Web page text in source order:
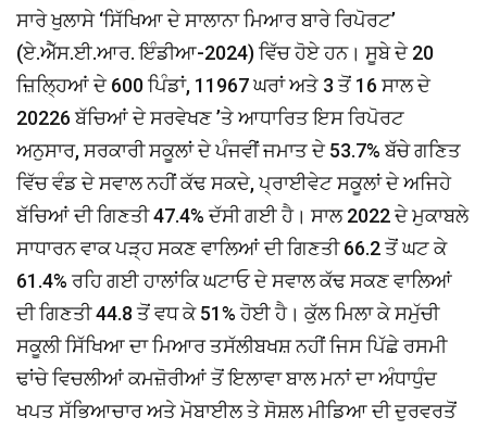
ਸਾਰੇ ਖੁਲਾਸੇ ‘ਸਿੱਖਿਆ ਦੇ ਸਾਲਾਨਾ ਮਿਆਰ ਬਾਰੇ ਰਿਪੋਰਟ’
(ਏ.ਐੱਸ.ਈ.ਆਰ. ਇੰਡੀਆ-2024) ਵਿੱਚ ਹੋਏ ਹਨ। ਸੂਬੇ ਦੇ 20
ਜ਼ਿਲ੍ਹਿਆਂ ਦੇ 600 ਪਿੰਡਾਂ, 11967 ਘਰਾਂ ਅਤੇ 3 ਤੋਂ 16 ਸਾਲ ਦੇ
20226 ਬੱਚਿਆਂ ਦੇ ਸਰਵੇਖਣ ’ਤੇ ਆਧਾਰਿਤ ਇਸ ਰਿਪੋਰਟ
ਅਨੁਸਾਰ, ਸਰਕਾਰੀ ਸਕੂਲਾਂ ਦੇ ਪੰਜਵੀਂ ਜਮਾਤ ਦੇ 53.7% ਬੱਚੇ ਗਣਿਤ
ਵਿੱਚ ਵੰਡ ਦੇ ਸਵਾਲ ਨਹੀਂ ਕੱਢ ਸਕਦੇ, ਪ੍ਰਾਈਵੇਟ ਸਕੂਲਾਂ ਦੇ ਅਜਿਹੇ
ਬੱਚਿਆਂ ਦੀ ਗਿਣਤੀ 47.4% ਦੱਸੀ ਗਈ ਹੈ। ਸਾਲ 2022 ਦੇ ਮੁਕਾਬਲੇ
ਸਾਧਾਰਨ ਵਾਕ ਪੜ੍ਹ ਸਕਣ ਵਾਲਿਆਂ ਦੀ ਗਿਣਤੀ 66.2 ਤੋਂ ਘਟ ਕੇ
61.4% ਰਹਿ ਗਈ ਹਾਲਾਂਕਿ ਘਟਾਓ ਦੇ ਸਵਾਲ ਕੱਢ ਸਕਣ ਵਾਲਿਆਂ
ਦੀ ਗਿਣਤੀ 44.8 ਤੋਂ ਵਧ ਕੇ 51% ਹੋਈ ਹੈ। ਕੁੱਲ ਮਿਲਾ ਕੇ ਸਮੁੱਚੀ
ਸਕੂਲੀ ਸਿੱਖਿਆ ਦਾ ਮਿਆਰ ਤਸੱਲੀਬਖਸ਼ ਨਹੀਂ ਜਿਸ ਪਿੱਛੇ ਰਸਮੀ
ਢਾਂਚੇ ਵਿਚਲੀਆਂ ਕਮਜ਼ੋਰੀਆਂ ਤੋਂ ਇਲਾਵਾ ਬਾਲ ਮਨਾਂ ਦਾ ਅੰਧਾਧੁੰਦ
ਖਪਤ ਸੱਭਿਆਚਾਰ ਅਤੇ ਮੋਬਾਈਲ ਤੇ ਸੋਸ਼ਲ ਮੀਡਿਆ ਦੀ ਦੁਰਵਰਤੋਂ